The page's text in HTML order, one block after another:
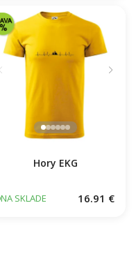
Hory EKG
NA SKLADE 16.91 €